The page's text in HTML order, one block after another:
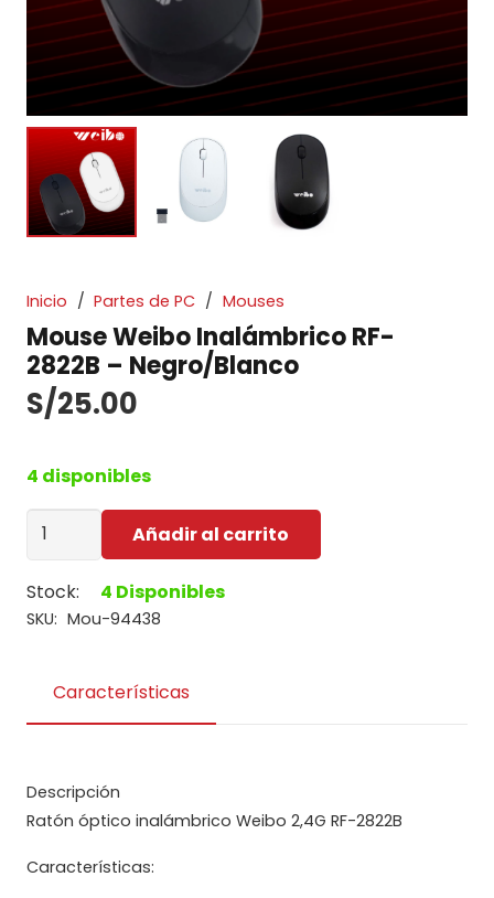
Inicio / Partes de PC / Mouses
Mouse Weibo Inalámbrico RF-
2822B – Negro/Blanco
S/25.00
4 disponibles
Mouse
Inalámbrico
RF-
Negro/Blanco
cantidad
Añadir al carrito
Stock: 4 Disponibles
SKU: Mou-94438
Características
Descripción
Ratón óptico inalámbrico Weibo 2,4G RF-2822B
Características: